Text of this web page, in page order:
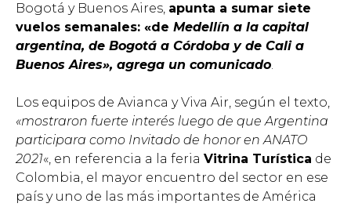
Bogotá y Buenos Aires, apunta a sumar siete
vuelos semanales: «de Medellín a la capital
argentina, de Bogotá a Córdoba y de Cali a
Buenos Aires», agrega un comunicado.
Los equipos de Avianca y Viva Air, según el texto,
«mostraron fuerte interés luego de que Argentina
participara como Invitado de honor en ANATO
2021«, en referencia a la feria Vitrina Turística de
Colombia, el mayor encuentro del sector en ese
país y uno de las más importantes de América